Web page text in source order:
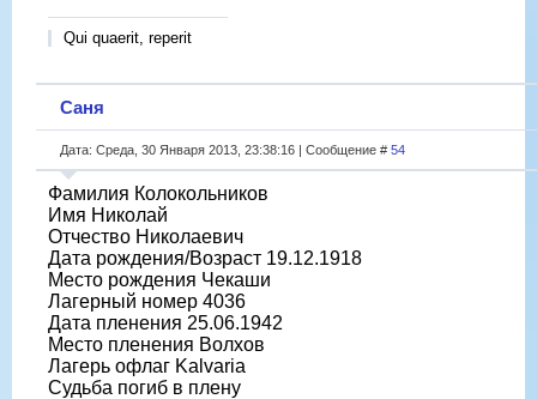
Qui quaerit, reperit
Саня
Дата: Среда, 30 Января 2013, 23:38:16 | Сообщение # 54
Фамилия Колокольников
Имя Николай
Отчество Николаевич
Дата рождения/Возраст 19.12.1918
Место рождения Чекаши
Лагерный номер 4036
Дата пленения 25.06.1942
Место пленения Волхов
Лагерь офлаг Kalvaria
Судьба погиб в плену